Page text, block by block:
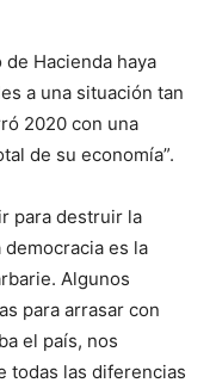
Hacienda haya
a una situación tan
2020 con una
de su economía”.
para destruir la
es la
Algunos
para arrasar con
el país, nos
todas las diferencias